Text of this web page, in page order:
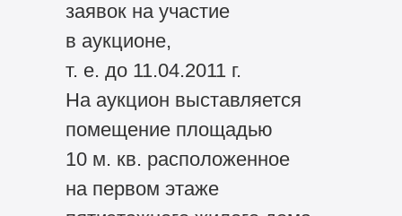
заявок на участие
в аукционе,
т. е. до 11.04.2011 г.
На аукцион выставляется
помещение площадью
10 м. кв. расположенное
на первом этаже